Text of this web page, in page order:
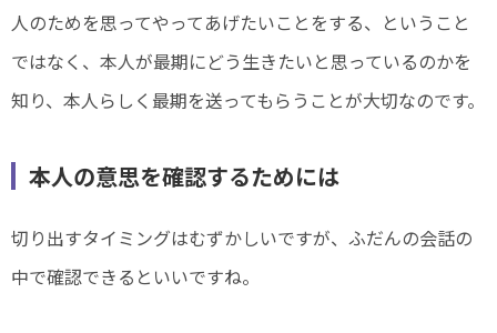
人のためを思ってやってあげたいことをする、ということ
ではなく、本人が最期にどう生きたいと思っているのかを
知り、本人らしく最期を送ってもらうことが大切なのです。
本人の意思を確認するためには
切り出すタイミングはむずかしいですが、ふだんの会話の
中で確認できるといいですね。